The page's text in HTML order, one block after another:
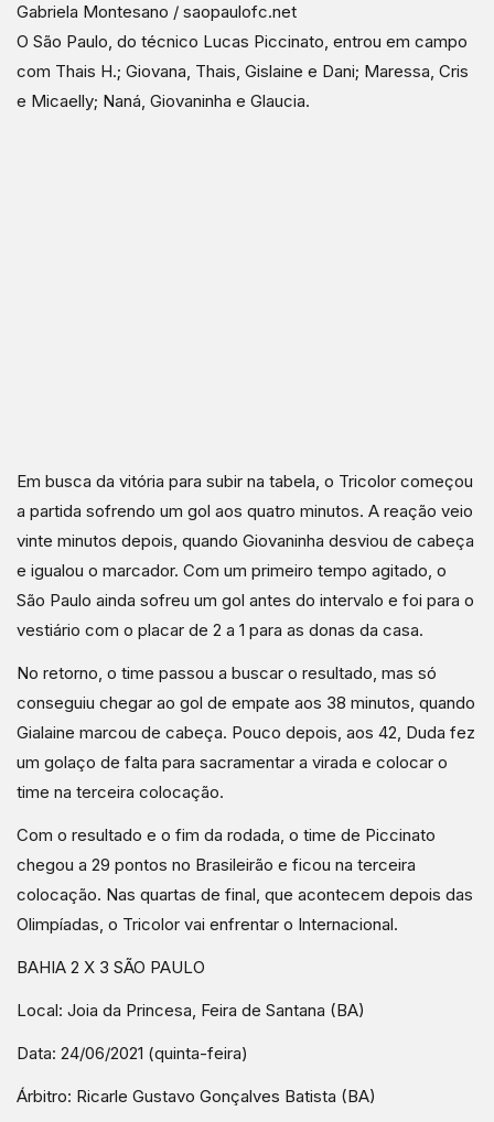
Gabriela Montesano / saopaulofc.net
O São Paulo, do técnico Lucas Piccinato, entrou em campo
com Thais H.; Giovana, Thais, Gislaine e Dani; Maressa, Cris
e Micaelly; Naná, Giovaninha e Glaucia.
Em busca da vitória para subir na tabela, o Tricolor começou
a partida sofrendo um gol aos quatro minutos. A reação veio
vinte minutos depois, quando Giovaninha desviou de cabeça
e igualou o marcador. Com um primeiro tempo agitado, o
São Paulo ainda sofreu um gol antes do intervalo e foi para o
vestiário com o placar de 2 a 1 para as donas da casa.
No retorno, o time passou a buscar o resultado, mas só
conseguiu chegar ao gol de empate aos 38 minutos, quando
Gialaine marcou de cabeça. Pouco depois, aos 42, Duda fez
um golaço de falta para sacramentar a virada e colocar o
time na terceira colocação.
Com o resultado e o fim da rodada, o time de Piccinato
chegou a 29 pontos no Brasileirão e ficou na terceira
colocação. Nas quartas de final, que acontecem depois das
Olimpíadas, o Tricolor vai enfrentar o Internacional.
BAHIA 2 X 3 SÃO PAULO
Local: Joia da Princesa, Feira de Santana (BA)
Data: 24/06/2021 (quinta-feira)
Árbitro: Ricarle Gustavo Gonçalves Batista (BA)